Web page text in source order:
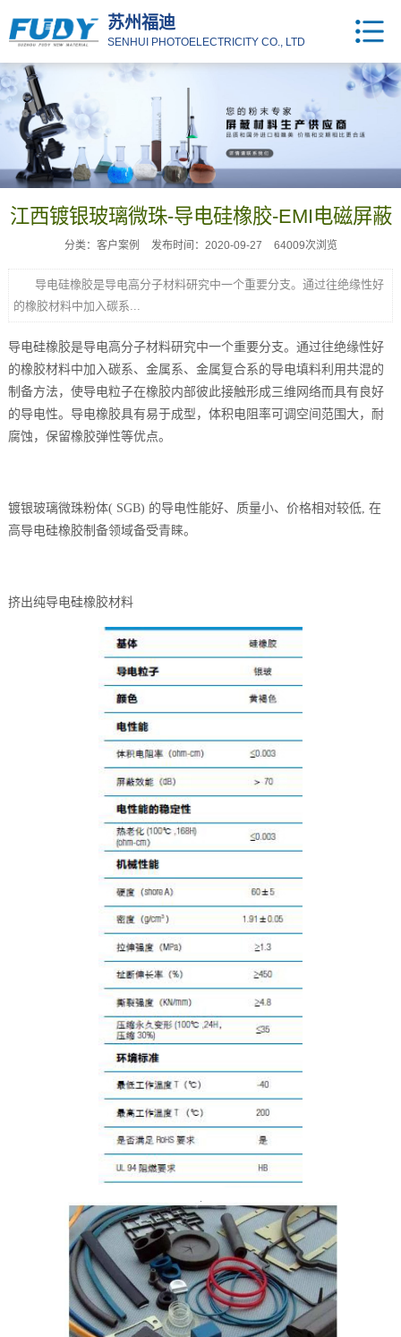
苏州福迪
SENHUI PHOTOELECTRICITY CO., LTD
江西镀银玻璃微珠-导电硅橡胶-EMI电磁屏蔽
分类：客户案例 发布时间：2020-09-27 64009次浏览
导电硅橡胶是导电高分子材料研究中一个重要分支。通过往绝缘性好
的橡胶材料中加入碳系...
导电硅橡胶是导电高分子材料研究中一个重要分支。通过往绝缘性好
的橡胶材料中加入碳系、金属系、金属复合系的导电填料利用共混的
制备方法，使导电粒子在橡胶内部彼此接触形成三维网络而具有良好
的导电性。导电橡胶具有易于成型，体积电阻率可调空间范围大，耐
腐蚀，保留橡胶弹性等优点。
镀银玻璃微珠粉体( SGB) 的导电性能好、质量小、价格相对较低, 在
高导电硅橡胶制备领域备受青睐。
挤出纯导电硅橡胶材料